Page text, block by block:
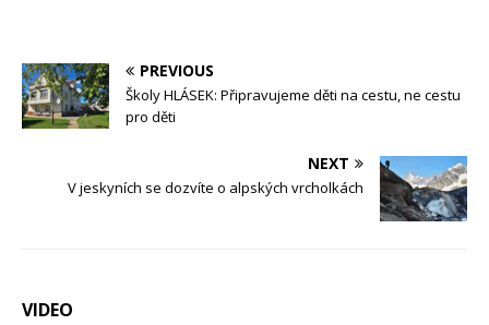
PREVIOUS
Školy HLÁSEK: Připravujeme děti na cestu, ne cestu
pro děti
NEXT
V jeskyních se dozvíte o alpských vrcholkách
VIDEO